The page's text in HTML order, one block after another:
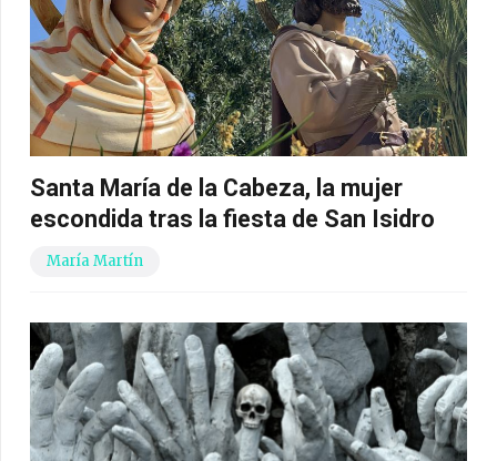
Santa María de la Cabeza, la mujer
escondida tras la fiesta de San Isidro
María Martín